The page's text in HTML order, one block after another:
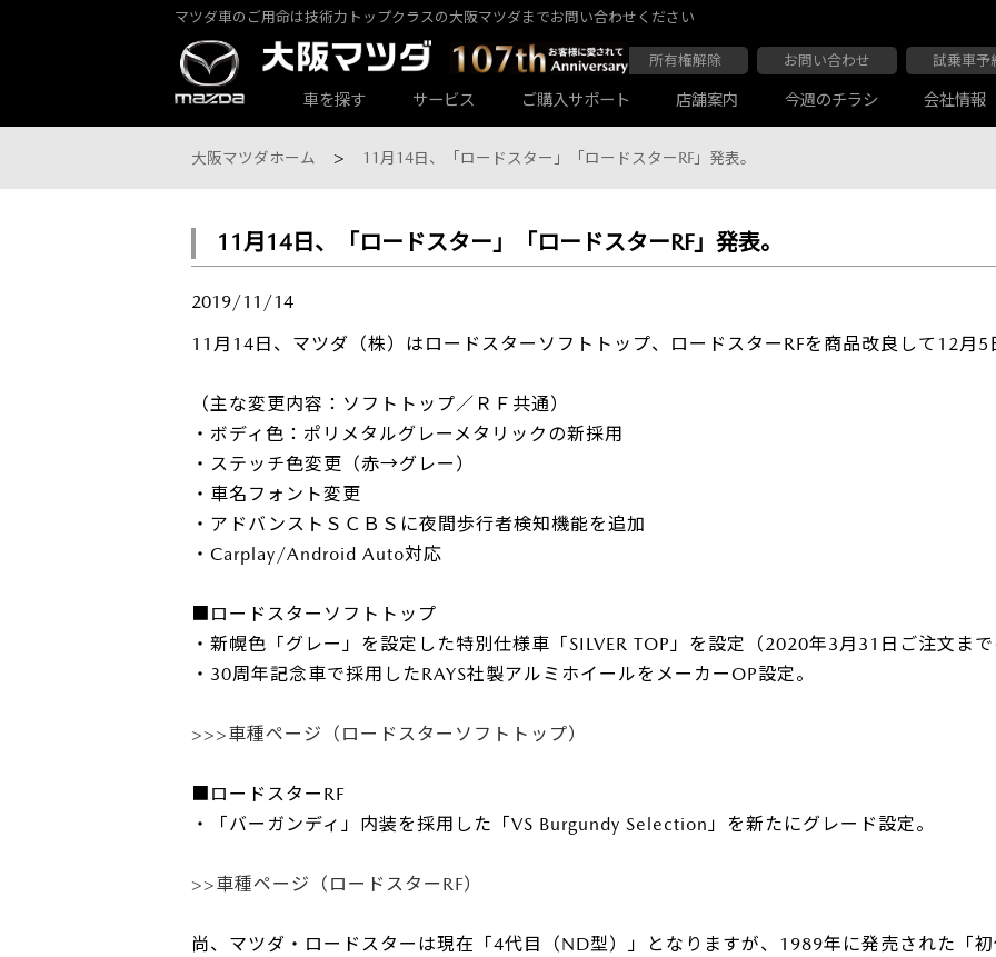
マツダ車のご用命は技術力トップクラスの大阪マツダまでお問い合わせください
所有権解除 お問い合わせ 試乗車予
車を探す
カーラインナップ一覧
サービス
サービス・アフターケアTOP
その他のメンテナンス
ご購入サポート 店舗案内
大阪マツダ店舗一覧
大阪マツダ 八尾店
サービス専門工場
今週のチラシ 会社情報
会社情報
大阪マツダホーム 11月14日、「ロードスター」「ロードスターRF」発表。
11月14日、「ロードスター」「ロードスターRF」発表。
2019/11/14
11月14日、マツダ（株）はロードスターソフトトップ、ロードスターRFを商品改良して12月5
（主な変更内容：ソフトトップ／ＲＦ共通）
・ボディ色：ポリメタルグレーメタリックの新採用
・ステッチ色変更（赤→グレー）
・車名フォント変更
・アドバンストＳＣＢＳに夜間歩行者検知機能を追加
・Carplay/Android Auto対応
■ロードスターソフトトップ
・新幌色「グレー」を設定した特別仕様車「SILVER TOP」を設定（2020年3月31日ご注文まで
・30周年記念車で採用したRAYS社製アルミホイールをメーカーOP設定。
>>>車種ページ（ロードスターソフトトップ）
■ロードスターRF
・「バーガンディ」内装を採用した「VS Burgundy Selection」を新たにグレード設定。
>>車種ページ（ロードスターRF）
尚、マツダ・ロードスターは現在「4代目（ND型）」となりますが、1989年に発売された「